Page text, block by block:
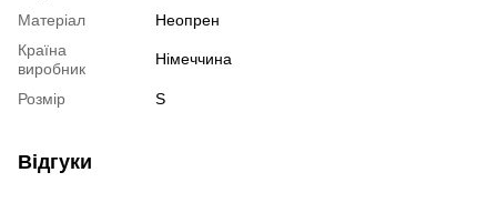
Матеріал
Неопрен
Країна
виробник
Німеччина
Розмір S
Відгуки